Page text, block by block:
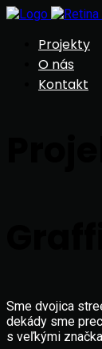
Projekty
O nás
Kontakt
Sme dvojica
dekády sme
s veľkými